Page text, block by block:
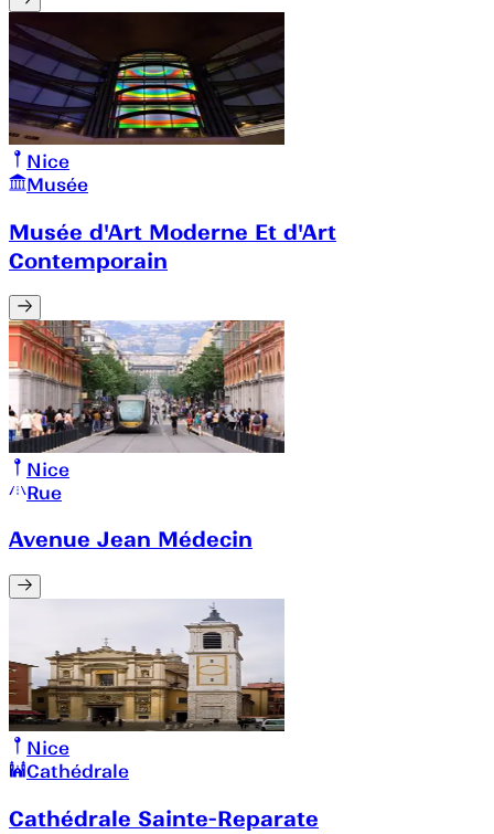
Nice
Musée
Musée d'Art Moderne Et d'Art
Contemporain
Nice
Rue
Avenue Jean Médecin
Nice
Cathédrale
Cathédrale Sainte-Reparate